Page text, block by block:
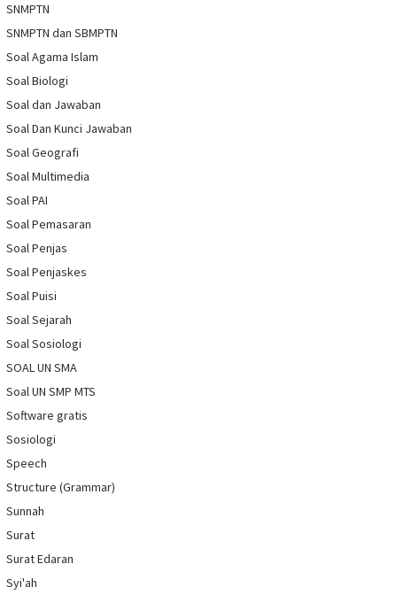
SNMPTN
SNMPTN dan SBMPTN
Soal Agama Islam
Soal Biologi
Soal dan Jawaban
Soal Dan Kunci Jawaban
Soal Geografi
Soal Multimedia
Soal PAI
Soal Pemasaran
Soal Penjas
Soal Penjaskes
Soal Puisi
Soal Sejarah
Soal Sosiologi
SOAL UN SMA
Soal UN SMP MTS
Software gratis
Sosiologi
Speech
Structure (Grammar)
Sunnah
Surat
Surat Edaran
Syi'ah